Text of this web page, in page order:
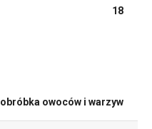
18
obróbka owoców i warzyw